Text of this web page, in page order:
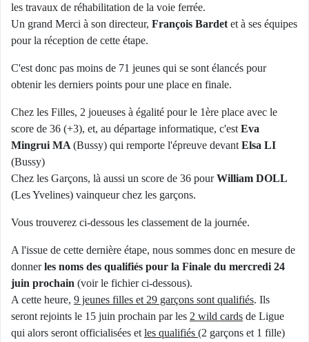
les travaux de réhabilitation de la voie ferrée.
Un grand Merci à son directeur, François Bardet et à ses équipes
pour la réception de cette étape.
C'est donc pas moins de 71 jeunes qui se sont élancés pour
obtenir les derniers points pour une place en finale.
Chez les Filles, 2 joueuses à égalité pour le 1ère place avec le
score de 36 (+3), et, au départage informatique, c'est Eva
Mingrui MA (Bussy) qui remporte l'épreuve devant Elsa LI
(Bussy)
Chez les Garçons, là aussi un score de 36 pourWilliam DOLL
(Les Yvelines) vainqueur chez les garçons.
Vous trouverez ci-dessous les classement de la journée.
A l'issue de cette dernière étape, nous sommes donc en mesure de
donnerles noms des qualifiés pour la Finale du mercredi 24
juin prochain (voir le fichier ci-dessous).
A cette heure, 9 jeunes filles et 29 garçons sont qualifiés. Ils
seront rejoints le 15 juin prochain par les 2 wild cards de Ligue
qui alors seront officialisées et les qualifiés (2 garçons et 1 fille)